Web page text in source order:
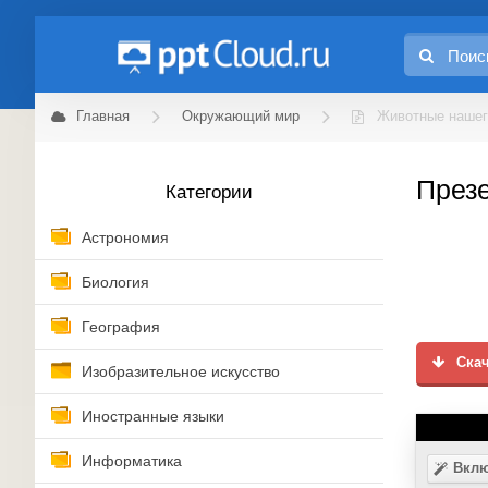
Главная Окружающий мир Животные
Категории
Астрономия
Биология
География
Изобразительное искусство
Иностранные языки
Информатика